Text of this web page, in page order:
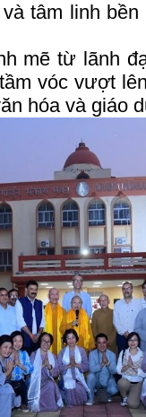
tâm linh
mẽ từ lãnh
vóc vượt
hóa và giáo